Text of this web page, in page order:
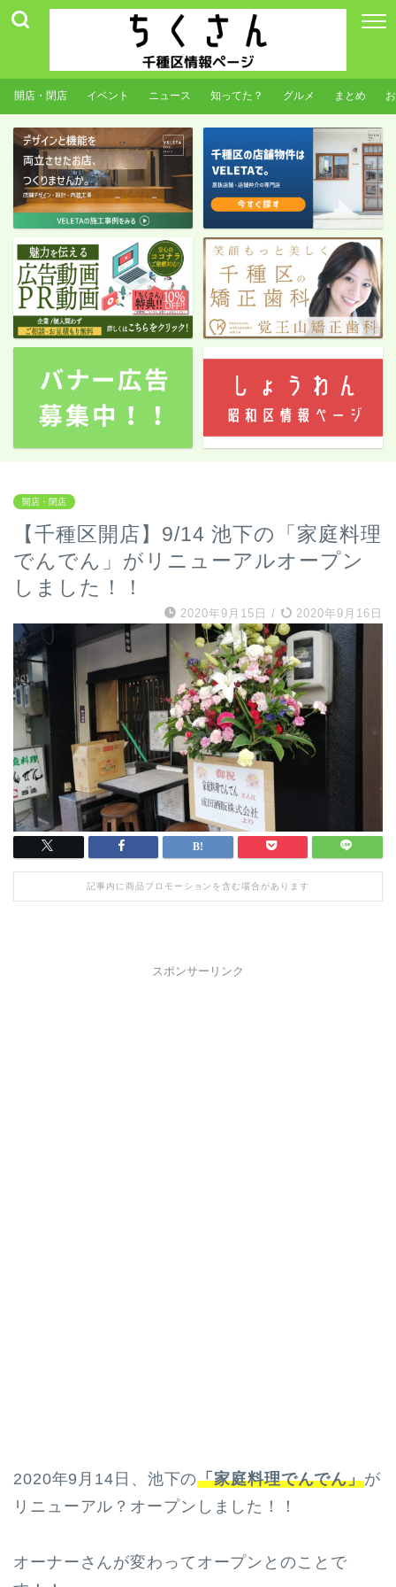
開店・閉店 イベント ニュース 知ってた？ グルメ まとめ
開店・閉店
【千種区開店】9/14 池下の「家庭料理
でんでん」がリニューアルオープン
しました！！
2020年9月15日 / 2020年9月16日
記事内に商品プロモーションを含む場合があります
スポンサーリンク
2020年9月14日、池下の「家庭料理でんでん」が
リニューアル？オープンしました！！
オーナーさんが変わってオープンとのことで